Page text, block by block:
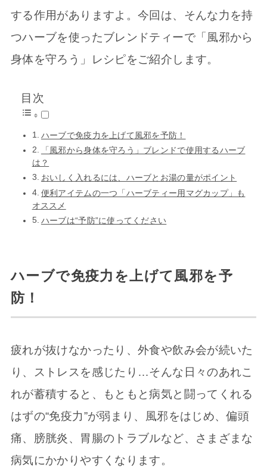
する作用がありますよ。今回は、そんな力を持
つハーブを使ったブレンドティーで「風邪から
身体を守ろう」レシピをご紹介します。
目次
ハーブで免疫力を上げて風邪を予防！
「風邪から身体を守ろう」ブレンドで使用するハーブ
は？
おいしく入れるには、ハーブとお湯の量がポイント
便利アイテムの一つ「ハーブティー用マグカップ」も
オススメ
ハーブは“予防”に使ってください
ハーブで免疫力を上げて風邪を予
防！
疲れが抜けなかったり、外食や飲み会が続いた
り、ストレスを感じたり…そんな日々のあれこ
れが蓄積すると、もともと病気と闘ってくれる
はずの“免疫力”が弱まり、風邪をはじめ、偏頭
痛、膀胱炎、胃腸のトラブルなど、さまざまな
病気にかかりやすくなります。